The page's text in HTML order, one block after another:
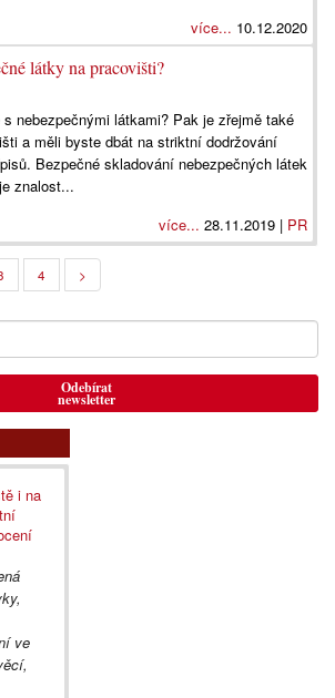
více... 10.12.2020
látky na pracovišti?
s nebezpečnými látkami? Pak je zřejmě také
a měli byste dbát na striktní dodržování
Bezpečné skladování nebezpečných látek
znalost...
více... 28.11.2019 | PR
4 >
Odebírat
newsletter
i na
ve